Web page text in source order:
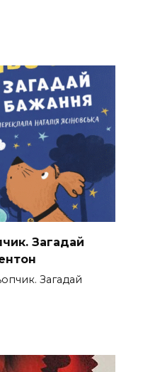
Загадай
Загадай